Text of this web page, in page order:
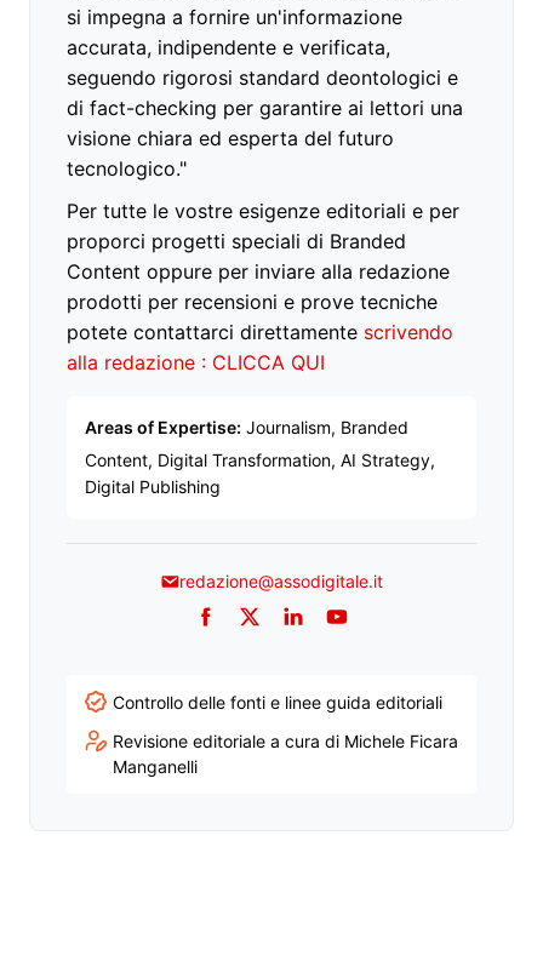
si impegna a fornire un'informazione
accurata, indipendente e verificata,
seguendo rigorosi standard deontologici e
di fact-checking per garantire ai lettori una
visione chiara ed esperta del futuro
tecnologico."
Per tutte le vostre esigenze editoriali e per
proporci progetti speciali di Branded
Content oppure per inviare alla redazione
prodotti per recensioni e prove tecniche
potete contattarci direttamente scrivendo
alla redazione : CLICCA QUI
Areas of Expertise: Journalism, Branded
Content, Digital Transformation, AI Strategy,
Digital Publishing
redazione@assodigitale.it
Facebook
TwitterLinkedInYouTube
Controllo delle fonti e linee guida editoriali
Revisione editoriale a cura di Michele Ficara
Manganelli